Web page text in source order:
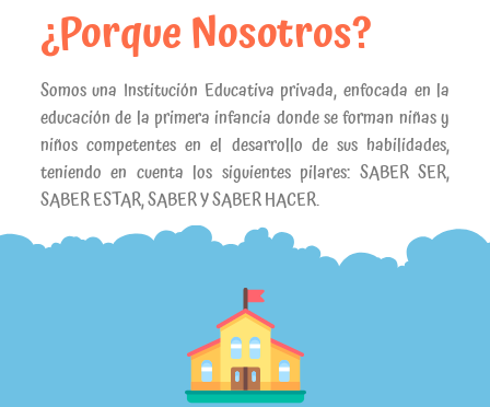
¿Porque Nosotros?
Somos una Institución Educativa privada, enfocada en la
educación de la primera infancia donde se forman niñas y
niños competentes en el desarrollo de sus habilidades,
teniendo en cuenta los siguientes pilares: SABER SER,
SABER ESTAR, SABER Y SABER HACER.